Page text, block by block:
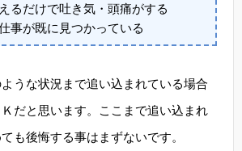
るだけで吐き気・頭痛がする
事が既に見つかっている
うな状況まで追い込まれている場合
だと思います。ここまで追い込まれ
も後悔する事はまずないです。